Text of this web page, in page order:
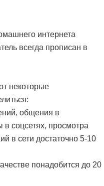
интернета
всегда прописан в
некоторые
общения в
соцсетях, просмотра
в сети достаточно 5-10
понадобится до 20